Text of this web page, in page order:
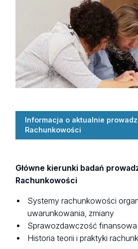
Informacja o aktualnie
Rachunkowości
Główne kierunki badań
Rachunkowości
Systemy rachunkowości
uwarunkowania, zmiany
Sprawozdawczość
Historia teorii i praktyki